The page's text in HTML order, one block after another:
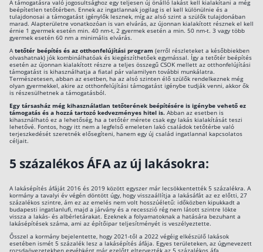
A támogatásra való jogosultsághoz egy teljesen új önálló lakást kell kialakítani a még
beépítetlen tetőtérben. Ennek az ingatlannak jogilag is el kell különülnie és a
tulajdonosai a támogatást igénylők lesznek, míg az alsó szint a szülők tulajdonában
marad. Alapterületre vonatkozóan is van elvárás, az újonnan kialakított résznek el kell
érnie 1 gyermek esetén min. 40 nm-t, 2 gyermek esetén a min. 50 nm-t. 3 vagy több
gyermek esetén 60 nm a minimális elvárás.
A tetőtér beépítés és az otthonfelújítási program (erről részleteket a későbbiekben
olvashatnak) jók kombinálhatóak és kiegészíthetőek egymással. Így a tetőtér beépítés
esetén az újonnan kialakított részre a teljes összegű CSOK mellett az otthonfelújítási
támogatást is kihasználhatja a fiatal pár valamilyen további munkálatra.
Természetesen, abban az esetben, ha az alsó szinten élő szülők rendelkeznek még
olyan gyermekkel, akire az otthonfelújítási támogatást igénybe tudják venni, akkor ők
is részesülhetnek a támogatásból.
Egy társasház még kihasználatlan tetőterének beépítésére is igénybe vehető ez
támogatás és a hozzá tartozó kedvezményes hitel is. Abban az esetben is
kihasználható ez a lehetőség, ha a tetőtér mérete csak egy lakás kialakítását teszi
lehetővé. Fontos, hogy itt nem a legfelső emeleten lakó családok tetőtérbe való
terjeszkedését szeretnék elősegíteni, hanem egy új család ingatlannal kapcsolatos
céljait.
5 százalékos ÁFA az új lakásokra:
A lakásépítés áfáját 2016 és 2019 között egyszer már lecsökkentették 5 százalékra. A
kormány a tavalyi év végén döntött úgy, hogy visszaállítja a lakásáfát az ez előtti, 27
százalékos szintre, ám ez az emelés nem volt hosszúéletű: időközben kipukkadt a
budapesti ingatlanlufi, majd a járvány és a recesszió rég nem látott szintre lökte
vissza a lakás- és albérletárakat. Ezeknek a folyamatoknak a hatására bezuhant a
lakásépítések száma, ami az építőipar teljesítményét is veszélyeztette.
Ősszel a kormány bejelentette, hogy 2021-től a 2022 végéig elkészülő lakások
esetében ismét 5 százalék lesz a lakásépítés áfája. Egyes területeken, az úgynevezett
rozsdaövezetekben egyébként már ezelőtt eltervezték az 5 százalékos áfa